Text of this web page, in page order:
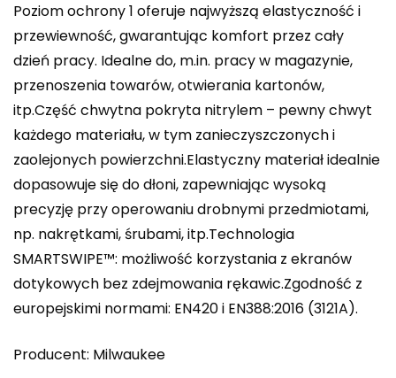
Poziom ochrony 1 oferuje najwyższą elastyczność i
przewiewność, gwarantując komfort przez cały
dzień pracy. Idealne do, m.in. pracy w magazynie,
przenoszenia towarów, otwierania kartonów,
itp.Część chwytna pokryta nitrylem – pewny chwyt
każdego materiału, w tym zanieczyszczonych i
zaolejonych powierzchni.Elastyczny materiał idealnie
dopasowuje się do dłoni, zapewniając wysoką
precyzję przy operowaniu drobnymi przedmiotami,
np. nakrętkami, śrubami, itp.Technologia
SMARTSWIPE™: możliwość korzystania z ekranów
dotykowych bez zdejmowania rękawic.Zgodność z
europejskimi normami: EN420 i EN388:2016 (3121A).
Producent: Milwaukee